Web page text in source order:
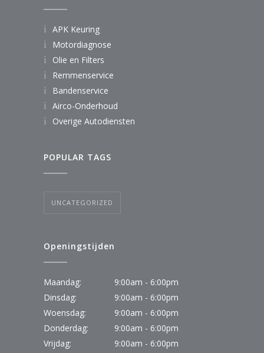
APK Keuring
Motordiagnose
Olie en Filters
Remmenservice
Bandenservice
Airco-Onderhoud
Overige Autodiensten
POPULAR TAGS
UNCATEGORIZED
Openingstijden
Maandag:
9:00am - 6:00pm
Dinsdag:
9:00am - 6:00pm
Woensdag:
9:00am - 6:00pm
Donderdag:
9:00am - 6:00pm
Vrijdag:
9:00am - 6:00pm